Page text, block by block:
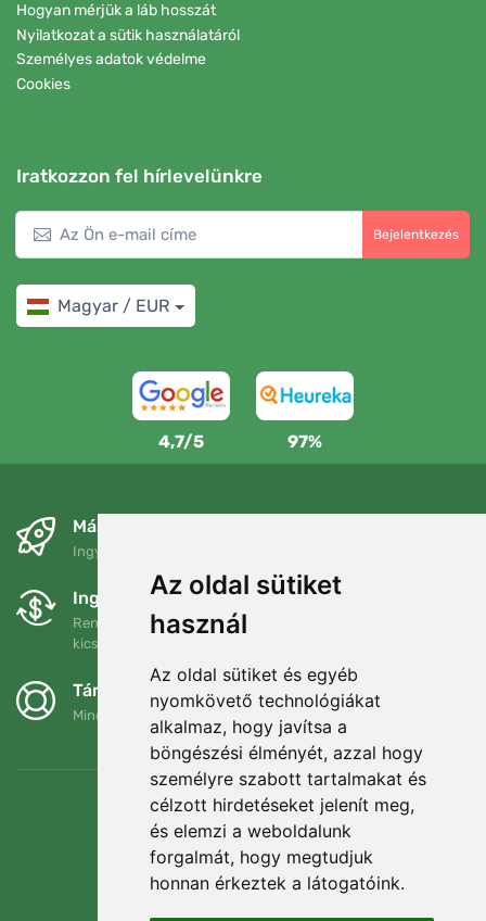
Az oldal sütiket
használ
Az oldal sütiket és egyéb
nyomkövető technológiákat
alkalmaz, hogy javítsa a
böngészési élményét, azzal hogy
személyre szabott tartalmakat és
célzott hirdetéseket jelenít meg,
és elemzi a weboldalunk
forgalmát, hogy megtudjuk
honnan érkeztek a látogatóink.
Hogyan mérjük a láb hosszát
Nyilatkozat a sütik használatáról
Személyes adatok védelme
Cookies
Iratkozzon fel hírlevelünkre
Bejelentkezés
Magyar / EUR
4,7/5 97%
Másnapra és ingyenesen
Ingyenes szállítás a következő összeg felett: 80 EUR
Ingyenes csere és visszaküldés
Rendelését 90 napon belül bármikor visszaküldheti vagy
kicserélheti.
Támogatjuk a Trees.org-ot
Minden megrendelésért ültetünk egy fát! Bővebben